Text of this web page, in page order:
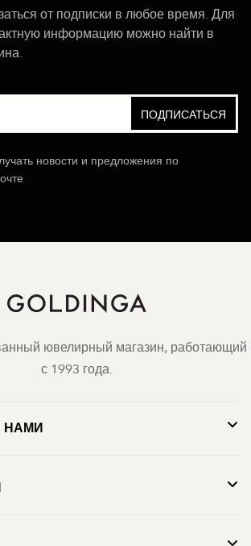
от подписки в любое время. Для
информацию можно найти в
новости и предложения по
ювелирный магазин, работающий
с 1993 года.
НАМИ